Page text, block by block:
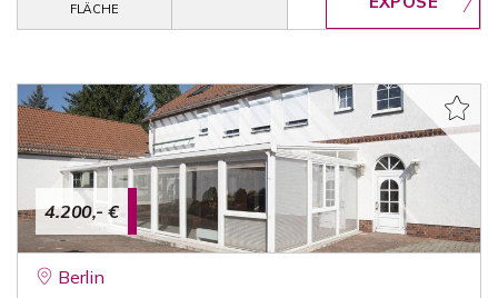
FLÄCHE
4.200,- €
Berlin